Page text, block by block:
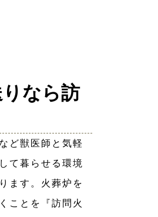
なら訪
ど獣医師と気軽
て暮らせる環境
ます。火葬炉を
ことを『訪問火